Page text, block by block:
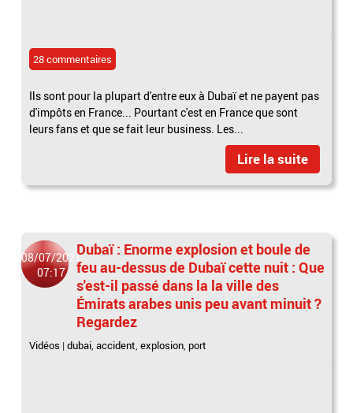
28 commentaires
Ils sont pour la plupart d'entre eux à Dubaï et ne payent pas
d'impôts en France... Pourtant c'est en France que sont
leurs fans et que se fait leur business. Les...
Lire la suite
08/07/2021
07:17
Dubaï : Enorme explosion et boule de
feu au-dessus de Dubaï cette nuit : Que
s'est-il passé dans la la ville des
Émirats arabes unis peu avant minuit ?
Regardez
Vidéos |dubai,accident,explosion, port